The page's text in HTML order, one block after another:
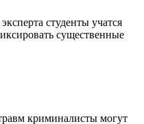
студенты учатся
существенные
криминалисты могут